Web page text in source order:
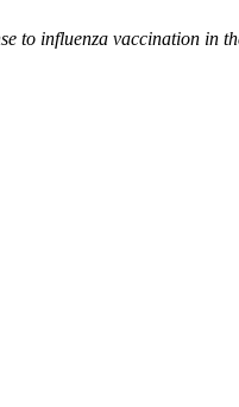
to influenza vaccination in